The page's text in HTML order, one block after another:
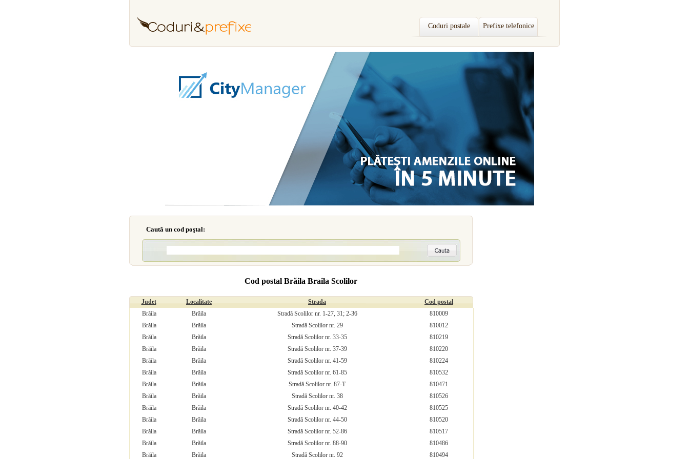
Coduri postale Prefixe telefonice
Caută un cod poştal:
Cod postal Brăila Braila Scolilor
Judet Localitate Strada
Cod postal
Brăila
Brăila Stradă Scolilor nr. 1-27, 31; 2-36
810009
Brăila
Brăila Stradă Scolilor nr. 29
810012
Brăila
Brăila Stradă Scolilor nr. 33-35
810219
Brăila
Brăila Stradă Scolilor nr. 37-39
810220
Brăila
Brăila Stradă Scolilor nr. 41-59
810224
Brăila
Brăila Stradă Scolilor nr. 61-85
810532
Brăila
Brăila Stradă Scolilor nr. 87-T
810471
Brăila
Brăila Stradă Scolilor nr. 38
810526
Brăila
Brăila Stradă Scolilor nr. 40-42
810525
Brăila
Brăila Stradă Scolilor nr. 44-50
810520
Brăila
Brăila Stradă Scolilor nr. 52-86
810517
Brăila
Brăila Stradă Scolilor nr. 88-90
810486
Brăila
Brăila Stradă Scolilor nr. 92 810494